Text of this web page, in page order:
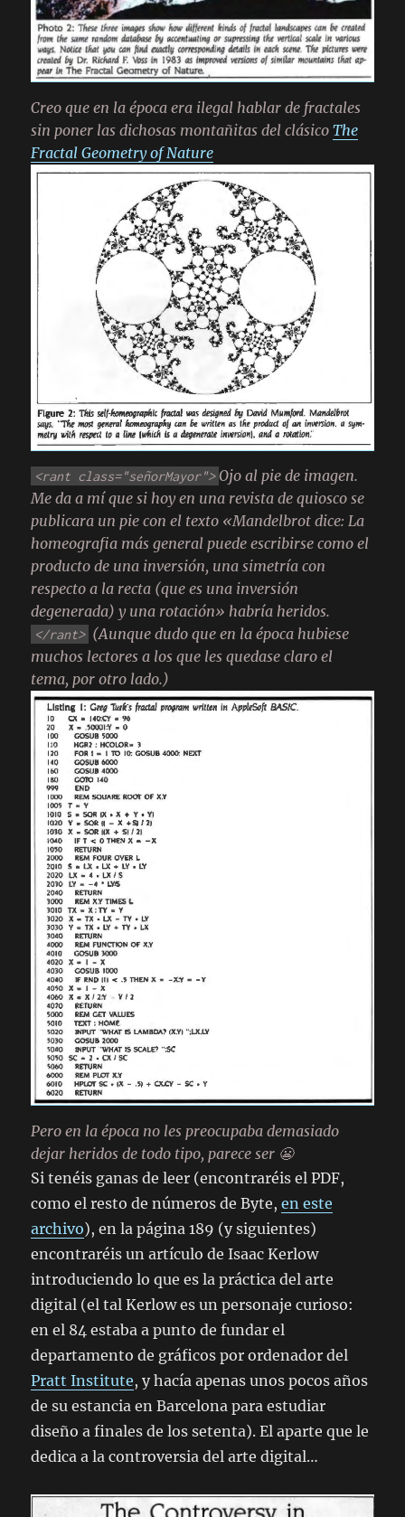
Creo que en la época era ilegal hablar de fractales
sin poner las dichosas montañitas del clásicoThe
Fractal Geometry of Nature
<rant class="señorMayor"> Ojo al pie de imagen.
Me da a mí que si hoy en una revista de quiosco se
publicara un pie con el texto «Mandelbrot dice: La
homeografia más general puede escribirse como el
producto de una inversión, una simetría con
respecto a la recta (que es una inversión
degenerada) y una rotación» habría heridos.
</rant> (Aunque dudo que en la época hubiese
muchos lectores a los que les quedase claro el
tema, por otro lado.)
Pero en la época no les preocupaba demasiado
dejar heridos de todo tipo, parece ser 😬
Si tenéis ganas de leer (encontraréis el PDF,
como el resto de números de Byte,en este
archivo), en la página 189 (y siguientes)
encontraréis un artículo de Isaac Kerlow
introduciendo lo que es la práctica del arte
digital (el tal Kerlow es un personaje curioso:
en el 84 estaba a punto de fundar el
departamento de gráficos por ordenador del
Pratt Institute, y hacía apenas unos pocos años
de su estancia en Barcelona para estudiar
diseño a finales de los setenta). El aparte que le
dedica a la controversia del arte digital…